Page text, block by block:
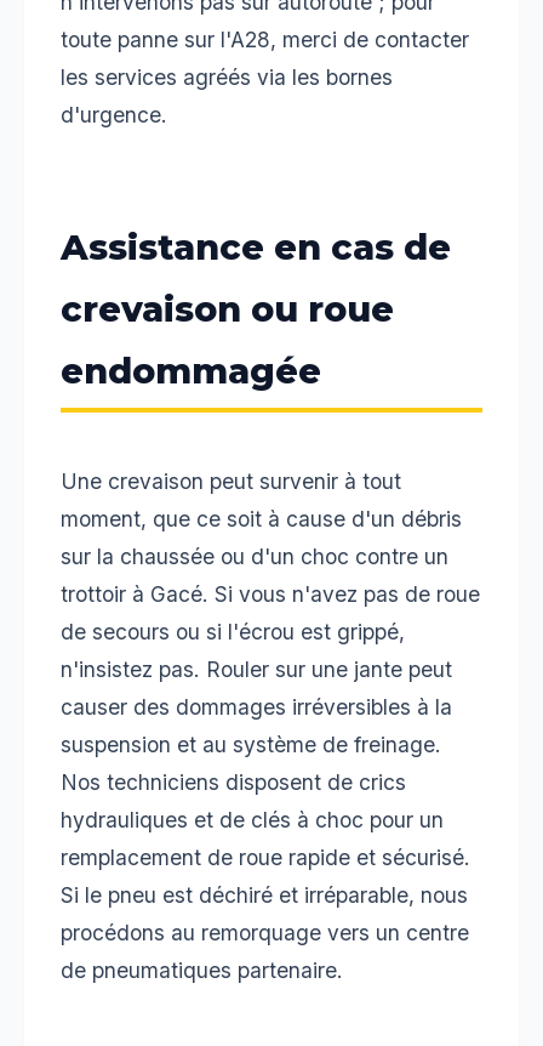
toute panne sur l'A28, merci de contacter
les services agréés via les bornes
d'urgence.
Assistance en cas de
crevaison ou roue
endommagée
Une crevaison peut survenir à tout
moment, que ce soit à cause d'un débris
sur la chaussée ou d'un choc contre un
trottoir à Gacé. Si vous n'avez pas de roue
de secours ou si l'écrou est grippé,
n'insistez pas. Rouler sur une jante peut
causer des dommages irréversibles à la
suspension et au système de freinage.
Nos techniciens disposent de crics
hydrauliques et de clés à choc pour un
remplacement de roue rapide et sécurisé.
Si le pneu est déchiré et irréparable, nous
procédons au remorquage vers un centre
de pneumatiques partenaire.